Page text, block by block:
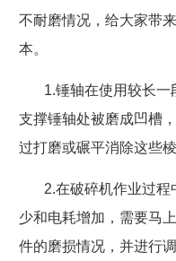
不耐磨情况，给大家带
本。
1.锤轴在使用较长
支撑锤轴处被磨成凹槽
过打磨或碾平消除这些
2.在破碎机作业过
少和电耗增加，需要马
件的磨损情况，并进行调